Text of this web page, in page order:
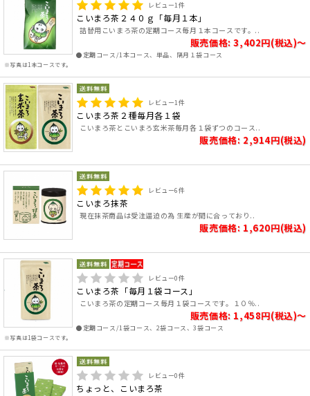
※写真は1本コースです。
レビュー1件
こいまろ茶２４０ｇ「毎月１本」
詰替用こいまろ茶の定期コース毎月１本コースです。..
販売価格: 3,402円(税込)～
●定期コース/1本コース、単品、隔月１袋コース
レビュー1件
こいまろ茶２種毎月各１袋
こいまろ茶とこいまろ玄米茶毎月各１袋ずつのコース..
販売価格: 2,914円(税込)
レビュー6件
こいまろ抹茶
現在抹茶商品は受注逼迫の為 生産が間に合っており..
販売価格: 1,620円(税込)
※写真は1袋コースです。
レビュー0件
こいまろ茶「毎月１袋コース」
こいまろ茶の定期コース毎月１袋コースです。１０％..
販売価格: 1,458円(税込)～
●定期コース/1袋コース、2袋コース、3袋コース
レビュー0件
ちょっと、こいまろ茶